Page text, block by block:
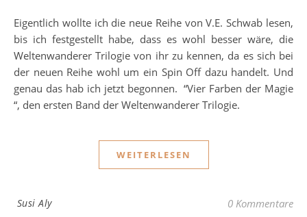
Eigentlich wollte ich die neue Reihe von V.E. Schwab lesen,
bis ich festgestellt habe, dass es wohl besser wäre, die
Weltenwanderer Trilogie von ihr zu kennen, da es sich bei
der neuen Reihe wohl um ein Spin Off dazu handelt. Und
genau das hab ich jetzt begonnen. “Vier Farben der Magie
“, den ersten Band der Weltenwanderer Trilogie.
WEITERLESEN
Susi Aly 0 Kommentare